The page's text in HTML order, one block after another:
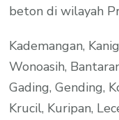
beton di wilayah
Kademangan,
Wonoasih,
Gading, Gending,
Krucil, Kuripan,